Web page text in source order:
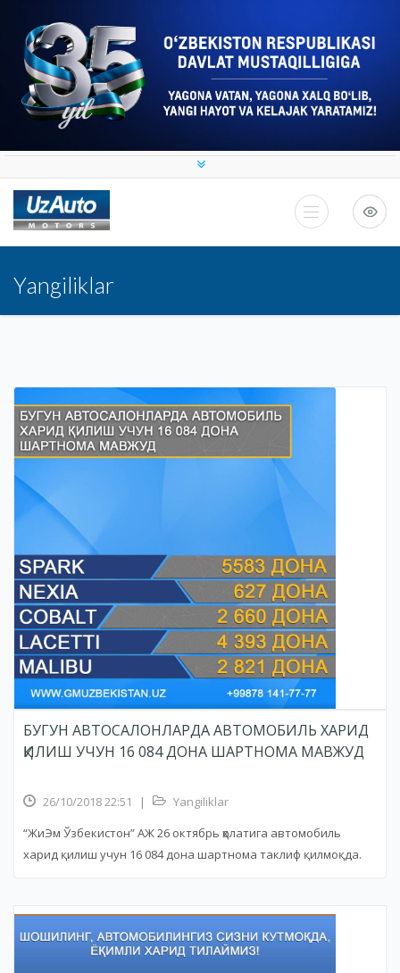
Yangiliklar
БУГУН АВТОСАЛОНЛАРДА АВТОМОБИЛЬ ХАРИД
ҚИЛИШ УЧУН 16 084 ДОНА ШАРТНОМА МАВЖУД
26/10/2018 22:51 |
Yangiliklar
“ЖиЭм Ўзбекистон” АЖ 26 октябрь ҳолатига автомобиль
харид қилиш учун 16 084 дона шартнома таклиф қилмоқда.